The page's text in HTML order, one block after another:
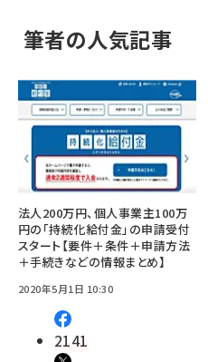
筆者の人気記事
法人200万円、個人事業主100万
円の「持続化給付金」の申請受付
スタート【要件＋条件＋申請方法
＋手続きなどの情報まとめ】
2020年5月1日 10:30
2141